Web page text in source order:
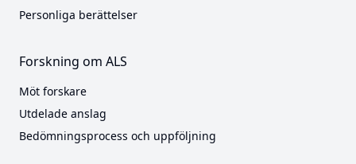
Personliga berättelser
Forskning om ALS
Möt forskare
Utdelade anslag
Bedömningsprocess och uppföljning